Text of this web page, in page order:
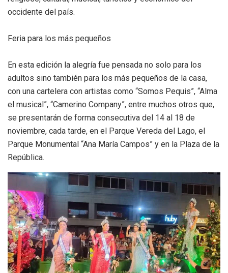
occidente del país.
Feria para los más pequeños
En esta edición la alegría fue pensada no solo para los
adultos sino también para los más pequeños de la casa,
con una cartelera con artistas como “Somos Pequis”, “Alma
el musical”, “Camerino Company”, entre muchos otros que,
se presentarán de forma consecutiva del 14 al 18 de
noviembre, cada tarde, en el Parque Vereda del Lago, el
Parque Monumental “Ana María Campos” y en la Plaza de la
República.